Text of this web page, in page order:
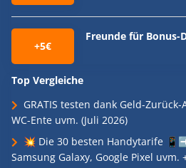
+5€
Freunde für Bonus-
Top Vergleiche
GRATIS testen dank Geld-Zurück-
WC-Ente uvm. (Juli 2026)
💥 Die 30 besten Handytarife
Samsung Galaxy, Google Pixel uvm.